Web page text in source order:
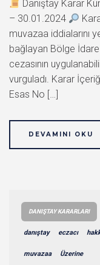
Danıştay Karar
– 30.01.2024
muvazaa iddialarını
bağlayan Bölge İdare
cezasının
vurguladı. Karar
Esas No […]
DEVAMINI OKU
DANIŞTAY KARARLARI
danıştay eczacı
muvazaa Üzerine